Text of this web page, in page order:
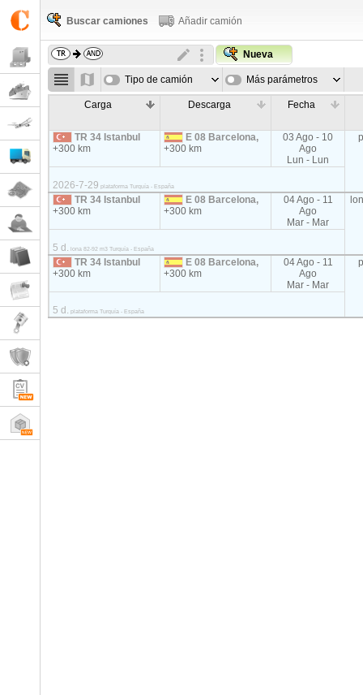
Buscar camiones Añadir camión
Nueva
Tipo de camión Más parámetros
Carga Descarga Fecha
TR 34 Istanbul
+300 km
E 08 Barcelona,
+300 km
03 Ago - 10
Ago
Lun - Lun
2026-7-29 plataforma Turquía - España
TR 34 Istanbul
+300 km
E 08 Barcelona,
+300 km
04 Ago - 11
Ago
Mar - Mar
5 d. lona 82-92 m3 Turquía - España
TR 34 Istanbul
+300 km
E 08 Barcelona,
+300 km
04 Ago - 11
Ago
Mar - Mar
5 d. plataforma Turquía - España